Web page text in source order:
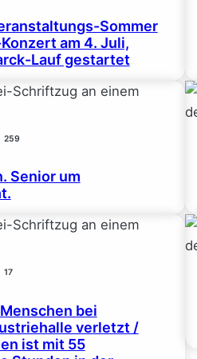
Sommer
am 4. Juli,
Lauf gestartet
259
Senior um
17
bei
verletzt /
ist mit 55